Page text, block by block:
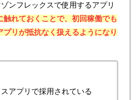
ンフレックスで使用するアプリ
触れておくことで、初回稼働でも
プリが抵抗なく扱えるようになり
アプリで採用されている